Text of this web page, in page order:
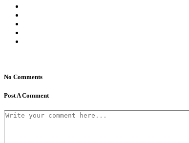
No Comments
Post A Comment